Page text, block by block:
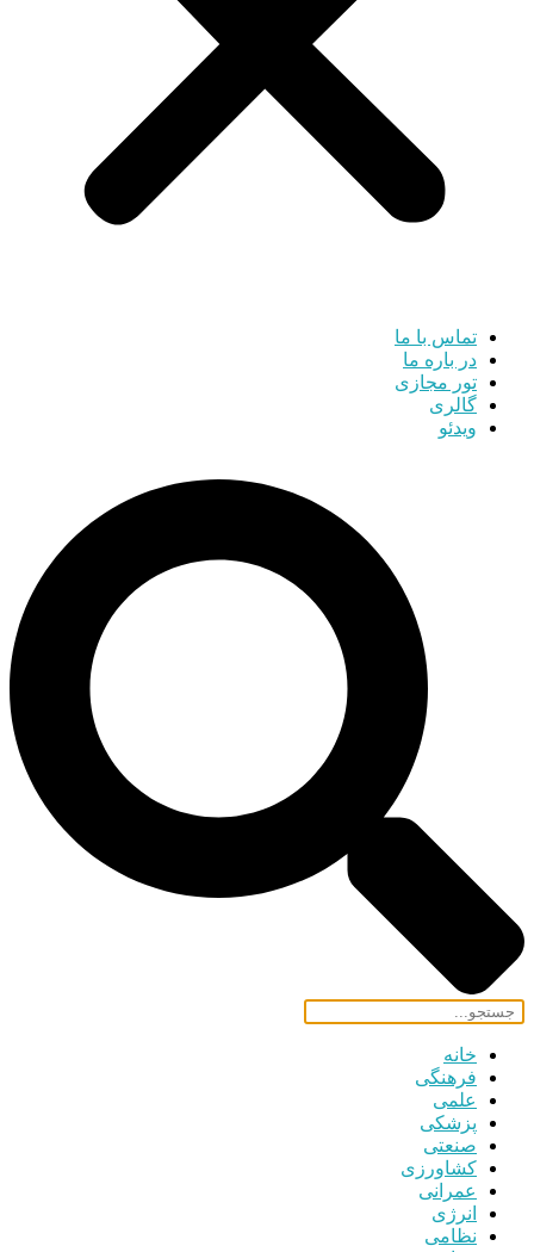
تماس با ما
در باره ما
تور مجازی
گالری
ویدئو
خانه
فرهنگی
علمی
پزشکی
صنعتی
کشاورزی
عمرانی
انرژی
نظامی